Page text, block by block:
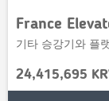
France
기타 승강기와 플
24,415,695